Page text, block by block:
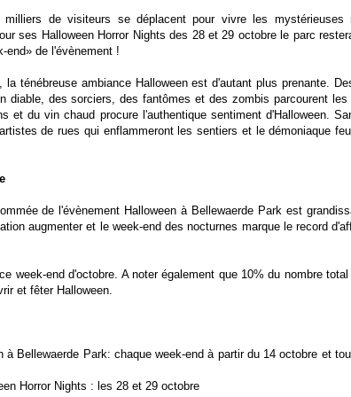
milliers de visiteurs se déplacent pour vivre les mystérieuses
ses Halloween Horror Nights des 28 et 29 octobre le parc
end» de l'évènement !
la ténébreuse ambiance Halloween est d'autant plus prenante.
diable, des sorciers, des fantômes et des zombis parcourent
et du vin chaud procure l'authentique sentiment d'Halloween.
de rues qui enflammeront les sentiers et le démoniaque
de l'évènement Halloween à Bellewaerde Park est
augmenter et le week-end des nocturnes marque le record
week-end d'octobre. A noter également que 10% du nombre
et fêter Halloween.
à Bellewaerde Park: chaque week-end à partir du 14 octobre et
Horror Nights : les 28 et 29 octobre